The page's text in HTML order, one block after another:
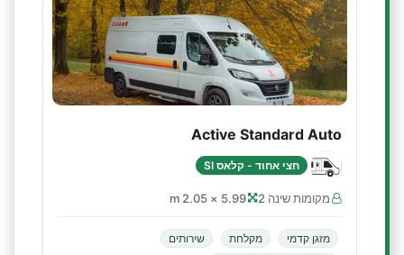
Active Standard Auto
חצי אחוד - קלאס SI
מקומות שינה 2 5.99 × 2.05 m
מזגן קדמי מקלחת
שירותים